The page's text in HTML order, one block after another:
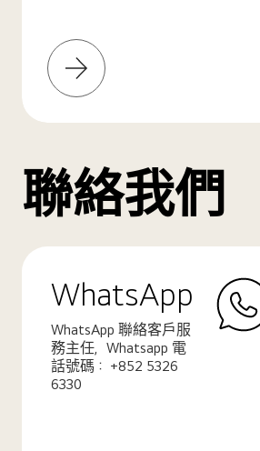
解
更
聯絡我們
WhatsApp
WhatsApp 聯絡客戶服
務主任，Whatsapp 電
話號碼： +852 5326
6330